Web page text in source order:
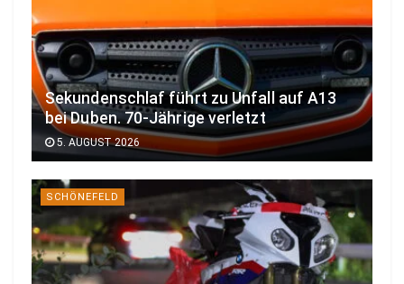
Sekundenschlaf führt zu Unfall auf A13
bei Duben. 70-Jährige verletzt
5. AUGUST 2026
SCHÖNEFELD